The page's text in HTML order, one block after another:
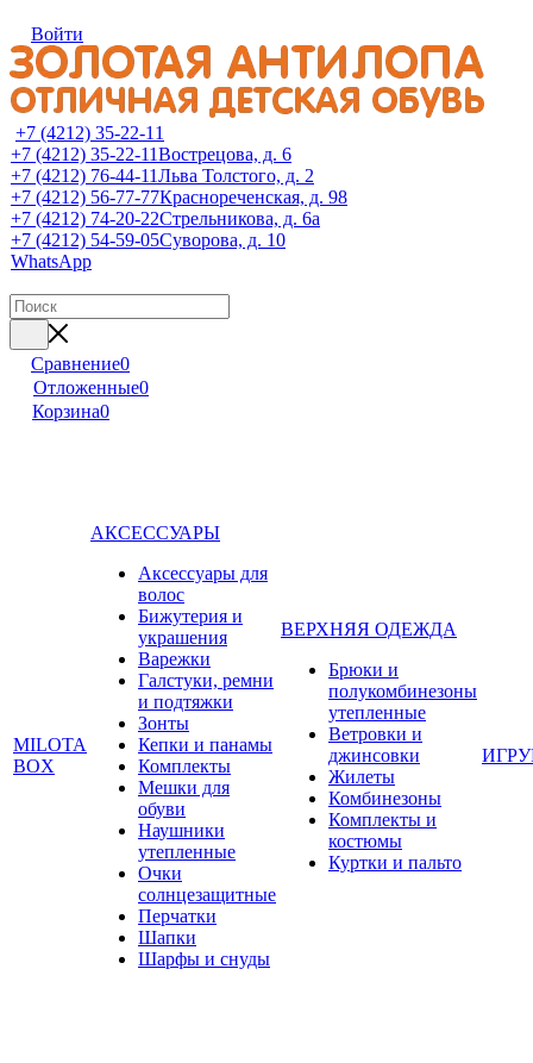
Войти
+7 (4212) 35-22-11
+7 (4212) 35-22-11Вострецова, д. 6
+7 (4212) 76-44-11Льва Толстого, д. 2
+7 (4212) 56-77-77Краснореченская, д. 98
+7 (4212) 74-20-22Стрельникова, д. 6а
+7 (4212) 54-59-05Суворова, д. 10
WhatsApp
Сравнение0
Отложенные0
Корзина0
MILOTA
BOX
АКСЕССУАРЫ
Аксессуары для
волос
Бижутерия и
украшения
Варежки
Галстуки, ремни
и подтяжки
Зонты
Кепки и панамы
Комплекты
Мешки для
обуви
Наушники
утепленные
Очки
солнцезащитные
Перчатки
Шапки
Шарфы и снуды
ВЕРХНЯЯ ОДЕЖДА
Брюки и
полукомбинезоны
утепленные
Ветровки и
джинсовки
Жилеты
Комбинезоны
Комплекты и
костюмы
Куртки и пальто